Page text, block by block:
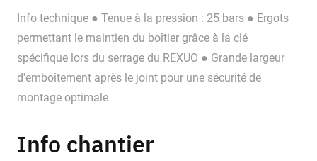
Info technique ● Tenue à la pression : 25 bars ● Ergots
permettant le maintien du boîtier grâce à la clé
spécifique lors du serrage du REXUO ● Grande largeur
d'emboîtement après le joint pour une sécurité de
montage optimale
Info chantier